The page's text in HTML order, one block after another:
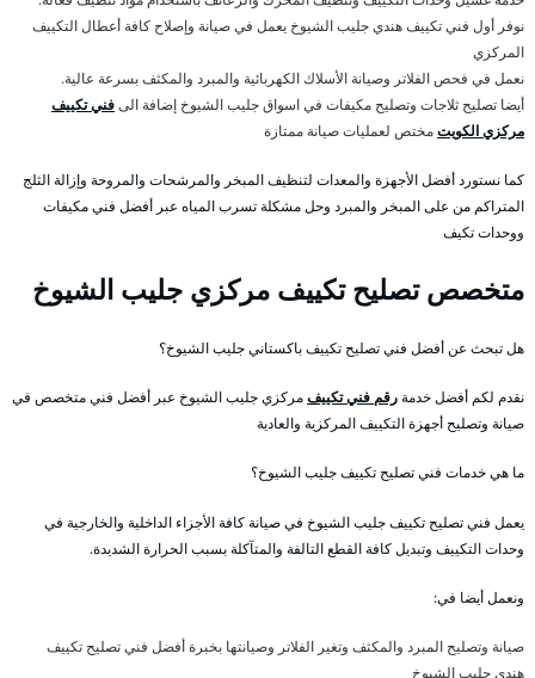
نوفر أول فني تكييف هندي جليب الشيوخ يعمل في صيانة وإصلاح كافة أعطال التكييف
المركزي
نعمل في فحص الفلاتر وصيانة الأسلاك الكهربائية والمبرد والمكثف بسرعة عالية.
أيضا تصليح ثلاجات وتصليح مكيفات في اسواق جليب الشيوخ إضافة الىفني تكييف
مركزي الكويتمختص لعمليات صيانة ممتازة
كما نستورد أفضل الأجهزة والمعدات لتنظيف المبخر والمرشحات والمروحة وإزالة الثلج
المتراكم من على المبخر والمبرد وحل مشكلة تسرب المياه عبر أفضل فني مكيفات
ووحدات تكيف
متخصص تصليح تكييف مركزي جليب الشيوخ
هل تبحث عن أفضل فني تصليح تكييف باكستاني جليب الشيوخ؟
نقدم لكم أفضل خدمةرقم فني تكييفمركزي جليب الشيوخ عبر أفضل فني متخصص في
صيانة وتصليح أجهزة التكييف المركزية والعادية
ما هي خدمات فني تصليح تكييف جليب الشيوخ؟
يعمل فني تصليح تكييف جليب الشيوخ في صيانة كافة الأجزاء الداخلية والخارجية في
وحدات التكييف وتبديل كافة القطع التالفة والمتآكلة بسبب الحرارة الشديدة.
ونعمل أيضا في:
صيانة وتصليح المبرد والمكثف وتغير الفلاتر وصيانتها بخبرة أفضل فني تصليح تكييف
هندي جليب الشيوخ